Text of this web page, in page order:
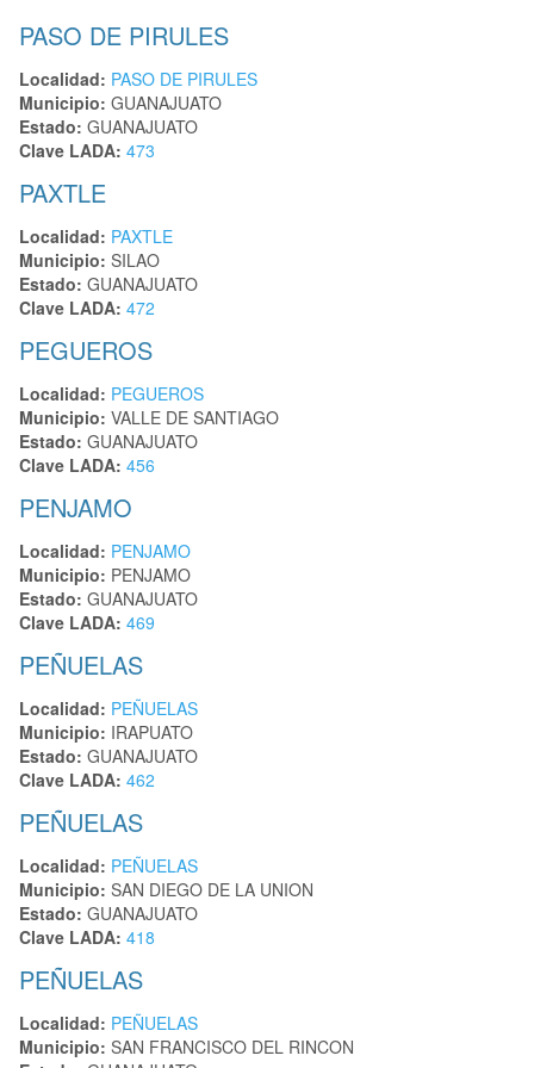
PASO DE PIRULES
Localidad: PASO DE PIRULES
Municipio: GUANAJUATO
Estado: GUANAJUATO
Clave LADA: 473
PAXTLE
Localidad: PAXTLE
Municipio: SILAO
Estado: GUANAJUATO
Clave LADA: 472
PEGUEROS
Localidad: PEGUEROS
Municipio: VALLE DE SANTIAGO
Estado: GUANAJUATO
Clave LADA: 456
PENJAMO
Localidad: PENJAMO
Municipio: PENJAMO
Estado: GUANAJUATO
Clave LADA: 469
PEÑUELAS
Localidad: PEÑUELAS
Municipio: IRAPUATO
Estado: GUANAJUATO
Clave LADA: 462
PEÑUELAS
Localidad: PEÑUELAS
Municipio: SAN DIEGO DE LA UNION
Estado: GUANAJUATO
Clave LADA: 418
PEÑUELAS
Localidad: PEÑUELAS
Municipio: SAN FRANCISCO DEL RINCON